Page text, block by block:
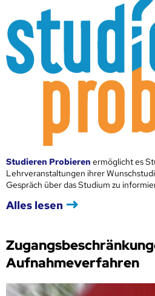
Studieren Probieren ermöglicht es
Lehrveranstaltungen ihrer
Gespräch über das Studium zu
Alles lesen
Aufnahmeverfahren